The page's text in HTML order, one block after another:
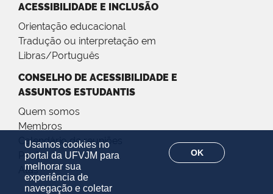
Usamos cookies no
portal da UFVJM para
melhorar sua
experiência de
navegação e coletar
OK
ACESSIBILIDADE E INCLUSÃO
Orientação educacional
Tradução ou interpretação em
Libras/Português
CONSELHO DE ACESSIBILIDADE E
ASSUNTOS ESTUDANTIS
Quem somos
Membros
Calendário de reuniões
Pautas
Atas